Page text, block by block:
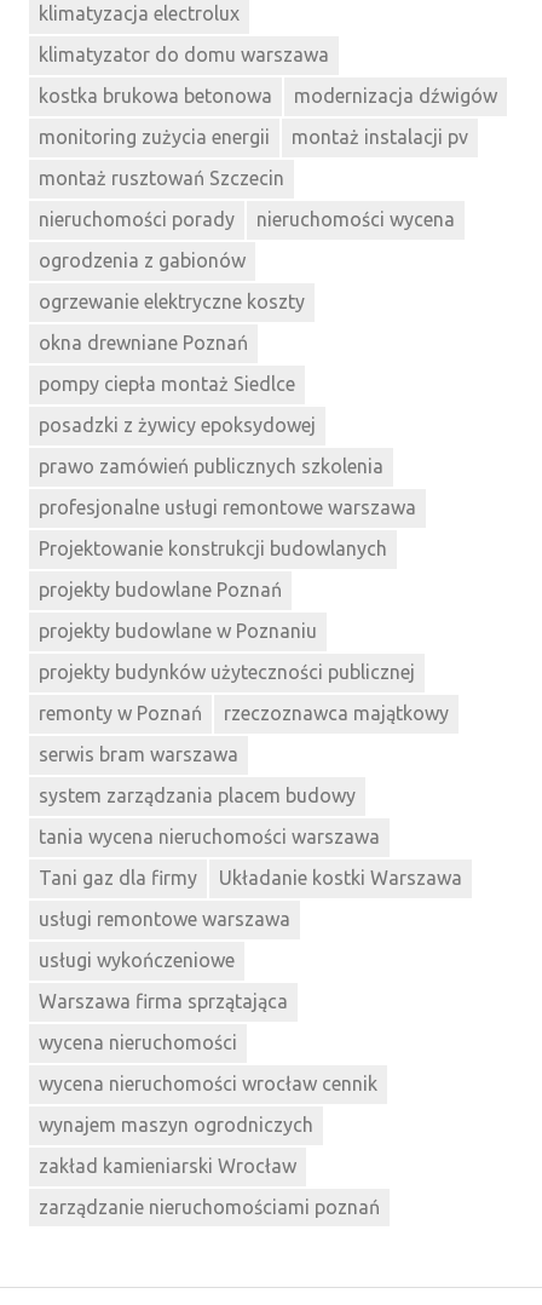
klimatyzacja electrolux
klimatyzator do domu warszawa
kostka brukowa betonowa
modernizacja dźwigów
monitoring zużycia energii
montaż instalacji pv
montaż rusztowań Szczecin
nieruchomości porady
nieruchomości wycena
ogrodzenia z gabionów
ogrzewanie elektryczne koszty
okna drewniane Poznań
pompy ciepła montaż Siedlce
posadzki z żywicy epoksydowej
prawo zamówień publicznych szkolenia
profesjonalne usługi remontowe warszawa
Projektowanie konstrukcji budowlanych
projekty budowlane Poznań
projekty budowlane w Poznaniu
projekty budynków użyteczności publicznej
remonty w Poznań
rzeczoznawca majątkowy
serwis bram warszawa
system zarządzania placem budowy
tania wycena nieruchomości warszawa
Tani gaz dla firmy
Układanie kostki Warszawa
usługi remontowe warszawa
usługi wykończeniowe
Warszawa firma sprzątająca
wycena nieruchomości
wycena nieruchomości wrocław cennik
wynajem maszyn ogrodniczych
zakład kamieniarski Wrocław
zarządzanie nieruchomościami poznań